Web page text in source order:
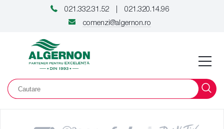
021.332.31.52
021.320.14.96
comenzi@algernon.ro